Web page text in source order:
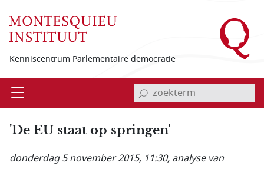
Kenniscentrum Parlementaire democratie
Open invoerveld zoekterm
'De EU staat op springen'
donderdag 5 november 2015, 11:30, analyse van